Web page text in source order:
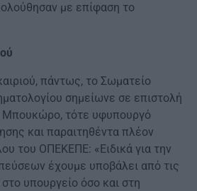
με επίφαση το
πάντως, το Σωματείο
σημείωνε σε επιστολή
Μπουκώρο, τότε υφυπουργό
και παραιτηθέντα πλέον
του ΟΠΕΚΕΠΕ: «Ειδικά για την
έχουμε υποβάλει από τις
υπουργείο όσο και στη